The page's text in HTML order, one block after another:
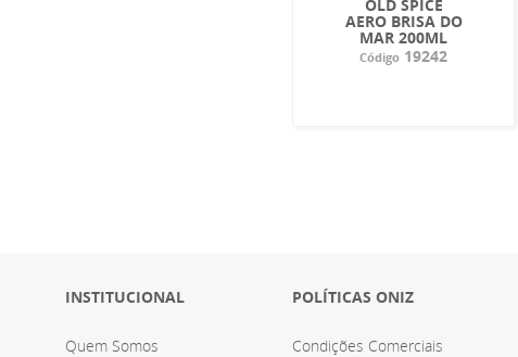
OLD SPICE
AERO BRISA DO
MAR 200ML
Código 19242
INSTITUCIONAL
Quem Somos
POLÍTICAS ONIZ
Condições Comerciais